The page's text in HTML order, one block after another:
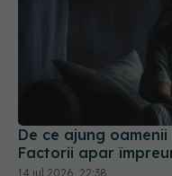
De ce ajung
Factorii apar